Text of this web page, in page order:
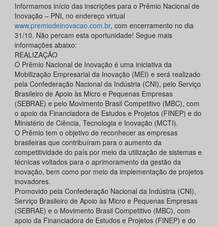
Informamos início das inscrições para o Prêmio Nacional de
Inovação – PNI, no endereço virtual
www.premiodeinovacao.com.br, com encerramento no dia
31/10. Não percam esta oportunidade! Segue mais
informações abaixo:
REALIZAÇÃO
O Prêmio Nacional de Inovação é uma iniciativa da
Mobilização Empresarial da Inovação (MEI) e será realizado
pela Confederação Nacional da Indústria (CNI), pelo Serviço
Brasileiro de Apoio às Micro e Pequenas Empresas
(SEBRAE) e pelo Movimento Brasil Competitivo (MBC), com
o apoio da Financiadora de Estudos e Projetos (FINEP) e do
Ministério de Ciência, Tecnologia e Inovação (MCTI).
O Prêmio tem o objetivo de reconhecer as empresas
brasileiras que contribuíram para o aumento da
competitividade do país por meio da utilização de sistemas e
técnicas voltados para o aprimoramento da gestão da
inovação, bem como por meio da implementação de projetos
inovadores.
Promovido pela Confederação Nacional da Indústria (CNI),
Serviço Brasileiro de Apoio às Micro e Pequenas Empresas
(SEBRAE) e o Movimento Brasil Competitivo (MBC), com
apoio da Financiadora de Estudos e Projetos (FINEP) e do